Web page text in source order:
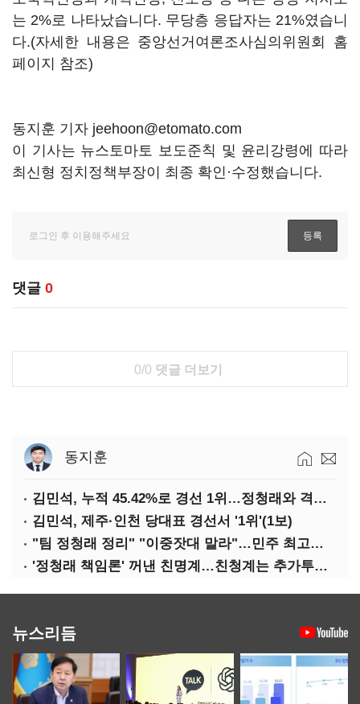
는 2%로 나타났습니다. 무당층 응답자는 21%였습니
다.(자세한 내용은 중앙선거여론조사심의위원회 홈
페이지 참조)
동지훈 기자 jeehoon@etomato.com
이 기사는 뉴스토마토 보도준칙 및 윤리강령에 따라
최신형 정치정책부장이 최종 확인·수정했습니다.
댓글 0
0/0 댓글 더보기
동지훈
김민석, 누적 45.42%로 경선 1위…정청래와 격차 0.86%p(2보)
김민석, 제주·인천 당대표 경선서 '1위'(1보)
"팀 정청래 정리" "이중잣대 말라"…민주 최고위원 계파 다툼 격화
'정청래 책임론' 꺼낸 친명계…친청계는 추가투표 때리기
뉴스리듬